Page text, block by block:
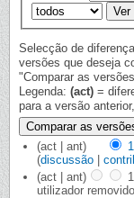
Selecção de
versões que deseja
"Comparar as
Legenda: (act) =
para a versão anterior,
(act | ant)
(discussão |
(act | ant)
utilizador